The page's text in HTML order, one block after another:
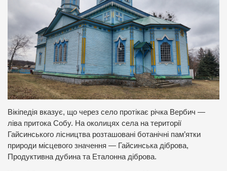
Вікіпедія вказує, що через село протікає річка Вербич —
ліва притока Собу. На околицях села на території
Гайсинського лісництва розташовані ботанічні пам’ятки
природи місцевого значення — Гайсинська діброва,
Продуктивна дубина та Еталонна діброва.